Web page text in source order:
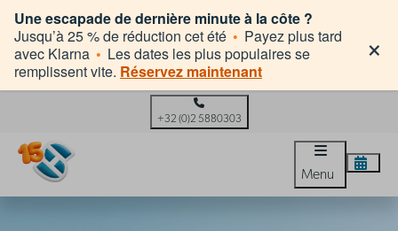
Une escapade de dernière minute à la côte ?
Jusqu’à 25 % de réduction cet été • Payez plus tard
avec Klarna • Les dates les plus populaires se
remplissent vite. Réservez maintenant
×
+32 (0)2 5880303
Menu